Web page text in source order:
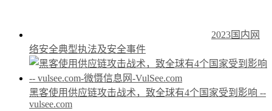
2023国内网
络安全典型执法及安全事件
黑客使用供应链攻击战术，致全球有4个国家受到影响 --
vulsee.com